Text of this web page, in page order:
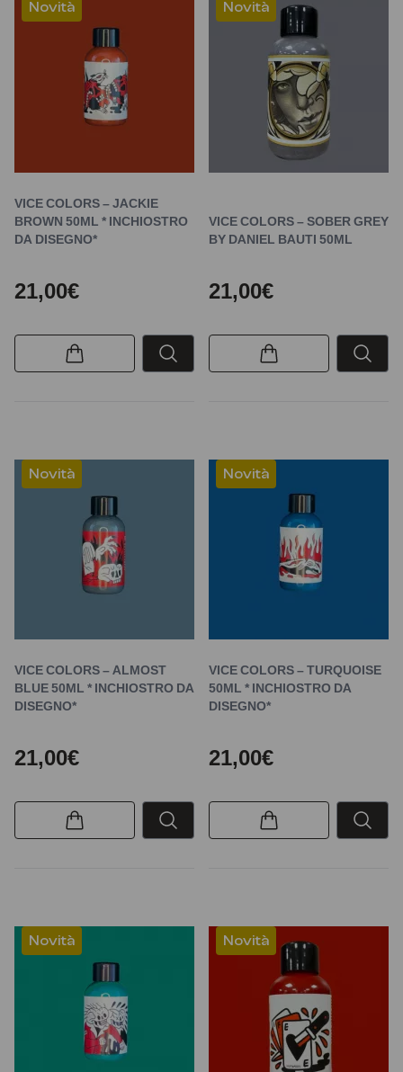
Novità
VICE COLORS – JACKIE
BROWN 50ML * INCHIOSTRO
DA DISEGNO*
21,00€
Novità
VICE COLORS – SOBER GREY
BY DANIEL BAUTI 50ML
21,00€
Novità
VICE COLORS – ALMOST
BLUE 50ML * INCHIOSTRO DA
DISEGNO*
21,00€
Novità
VICE COLORS – TURQUOISE
50ML * INCHIOSTRO DA
DISEGNO*
21,00€
Novità Novità